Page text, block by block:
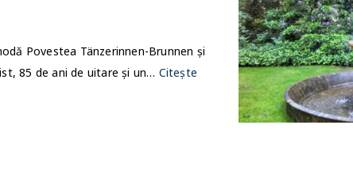
Povestea Tänzerinnen-Brunnen și
85 de ani de uitare și un… Citește